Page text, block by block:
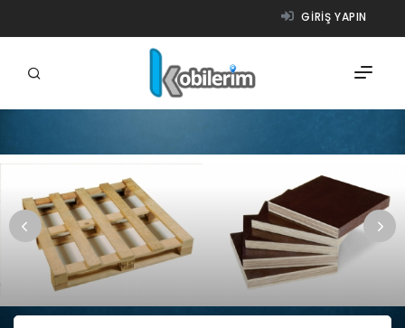
GIRIŞ YAPIN
ÜRÜNLER
NASIL ÇALIŞIR?
YARDIM